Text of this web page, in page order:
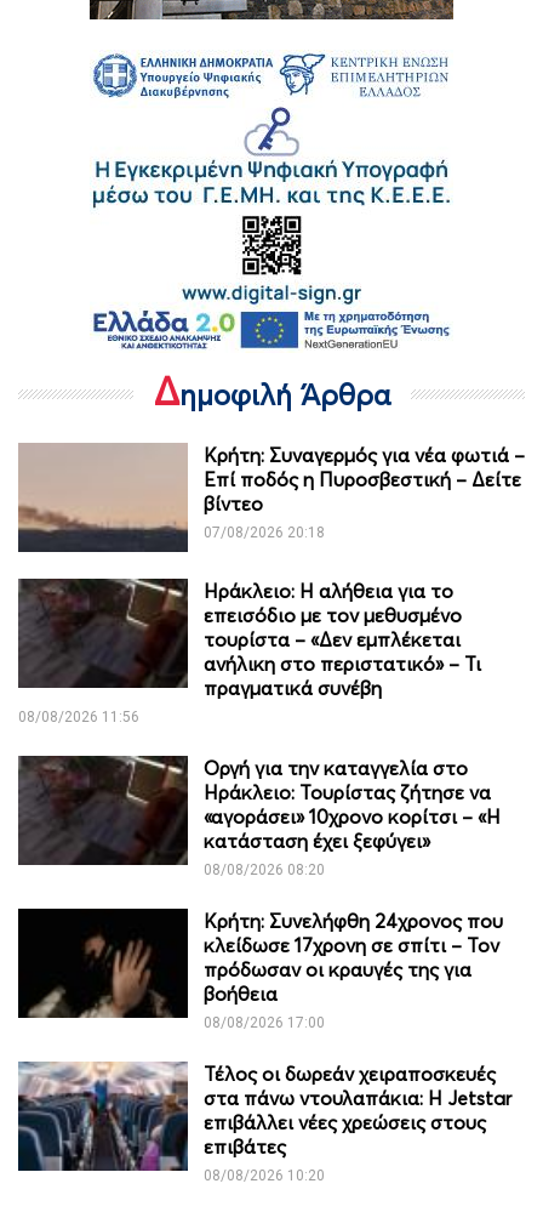
Δημοφιλή Άρθρα
Κρήτη: Συναγερμός για νέα φωτιά –
Επί ποδός η Πυροσβεστική – Δείτε
βίντεο
07/08/2026 20:18
Ηράκλειο: Η αλήθεια για το
επεισόδιο με τον μεθυσμένο
τουρίστα – «Δεν εμπλέκεται
ανήλικη στο περιστατικό» – Τι
πραγματικά συνέβη
08/08/2026 11:56
Οργή για την καταγγελία στο
Ηράκλειο: Τουρίστας ζήτησε να
«αγοράσει» 10χρονο κορίτσι – «Η
κατάσταση έχει ξεφύγει»
08/08/2026 08:20
Κρήτη: Συνελήφθη 24χρονος που
κλείδωσε 17χρονη σε σπίτι – Τον
πρόδωσαν οι κραυγές της για
βοήθεια
08/08/2026 17:00
Τέλος οι δωρεάν χειραποσκευές
στα πάνω ντουλαπάκια: Η Jetstar
επιβάλλει νέες χρεώσεις στους
επιβάτες
08/08/2026 10:20